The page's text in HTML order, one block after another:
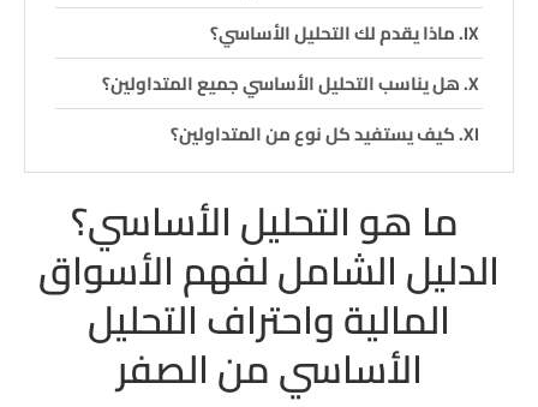
ماذا يقدم لك التحليل الأساسي؟
هل يناسب التحليل الأساسي جميع المتداولين؟
كيف يستفيد كل نوع من المتداولين؟
متى تكون قوة التحليل الأساسي أكبر؟
من أهم هذه الأحداث:
هل يكفي التحليل الأساسي وحده؟
ماذا يحدث إذا تجاهلت التحليل الأساسي؟
تاريخ التحليل الأساسي
ما هو التحليل الأساسي؟
الدليل الشامل لفهم الأسواق
المالية واحتراف التحليل
الأساسي من الصفر